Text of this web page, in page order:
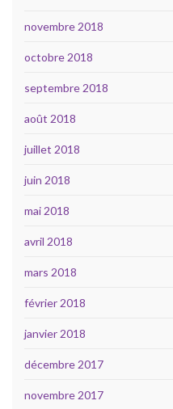
novembre 2018
octobre 2018
septembre 2018
août 2018
juillet 2018
juin 2018
mai 2018
avril 2018
mars 2018
février 2018
janvier 2018
décembre 2017
novembre 2017